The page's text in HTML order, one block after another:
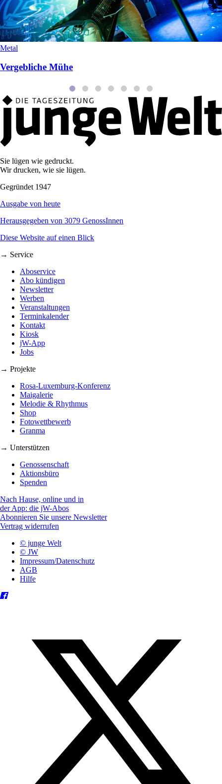
Metal
Vergebliche Mühe
Sie lügen wie gedruckt.
Wir drucken, wie sie lügen.
Gegründet 1947
Ausgabe von heute
Herausgegeben von 3079 GenossInnen
Diese Website auf einen Blick
→ Service
Aboservice
Abo kündigen
Newsletter
Werben
Veranstaltungen
Terminkalender
Kontakt
Kiosk
jW-App
Jobs
→ Projekte
Rosa-Luxemburg-Konferenz
Maigalerie
Melodie & Rhythmus
Shop
Fotowettbewerb
Granma
→ Unterstützen
Genossenschaft
Aktionsbüro
Spenden
Nach Hause, online und in
der App: die jW-Abos
Abonnieren Sie unsere Newsletter
Vertrag widerrufen
© junge Welt
© JW
Impressum/Datenschutz
AGB
Hilfe